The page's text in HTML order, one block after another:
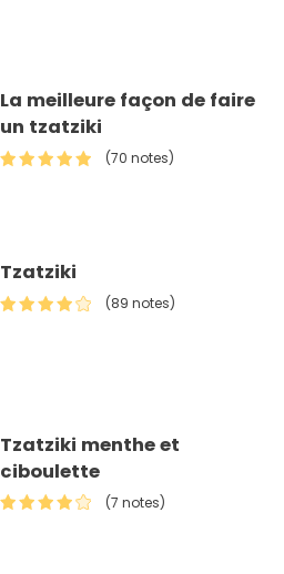
La meilleure façon de faire
un tzatziki
(70 notes)
Tzatziki
(89 notes)
Tzatziki menthe et
ciboulette
(7 notes)